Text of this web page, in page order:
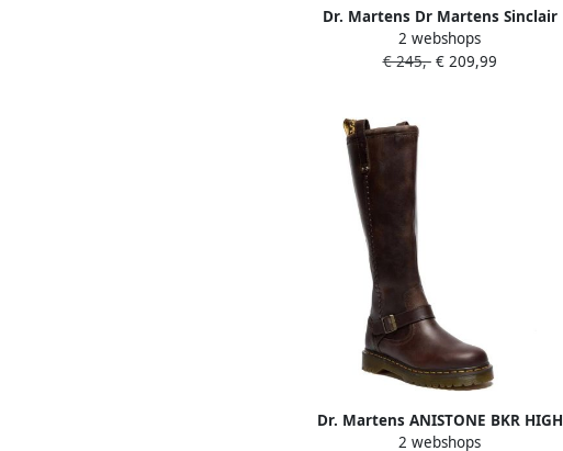
Dr. Martens Dr Martens Sinclair
Flower Grizzly donkerbruine
leren laarzen
2 webshops
€ 245,-€ 209,99
Dr. Martens ANISTONE BKR HIGH
LEG BOOT Lange laarzenDames
2 webshops